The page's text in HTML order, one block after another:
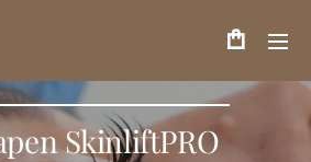
SkinliftPRO